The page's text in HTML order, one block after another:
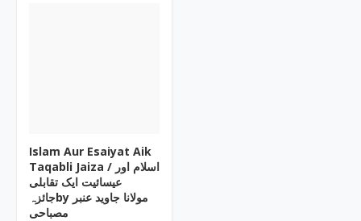
Islam Aur Esaiyat Aik
Taqabli Jaiza / اسلام اور
عیسائیت ایک تقابلی
جائزہby مولانا جاوید عنبر
مصباحی